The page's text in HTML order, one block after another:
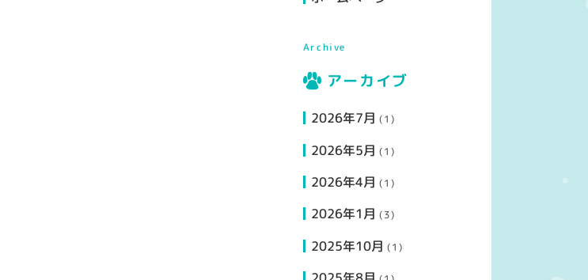
Archive
アーカイブ
2026年7月 (1)
2026年5月 (1)
2026年4月 (1)
2026年1月 (3)
2025年10月 (1)